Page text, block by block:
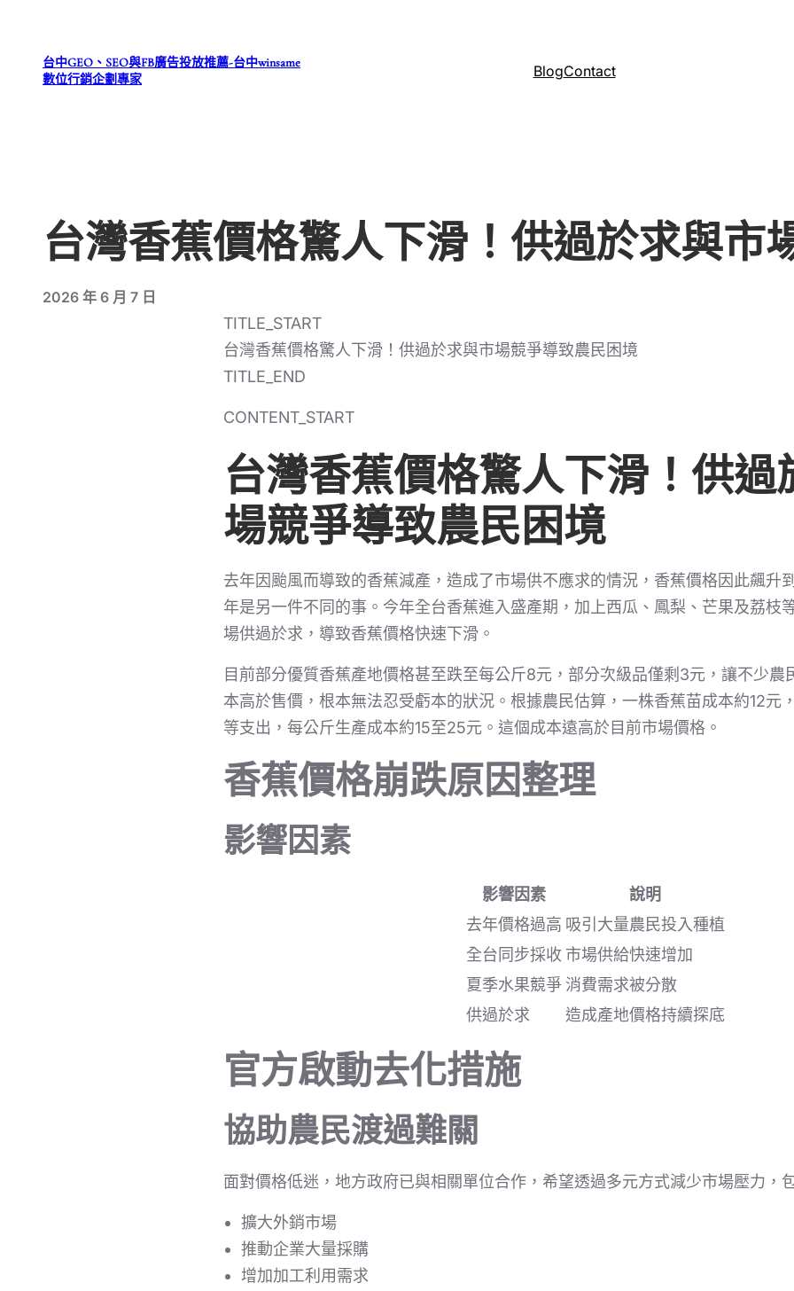
台中GEO、SEO與FB廣告投放推薦-台中winsame
數位行銷企劃專家
BlogContact
台灣香蕉價格驚人下滑！供過於求與市
2026 年 6 月 7 日
TITLE_START
台灣香蕉價格驚人下滑！供過於求與市場競爭導致農民困境
TITLE_END
CONTENT_START
台灣香蕉價格驚人下滑！供過
場競爭導致農民困境
去年因颱風而導致的香蕉減產，造成了市場供不應求的情況，香蕉價格因此飆升
年是另一件不同的事。今年全台香蕉進入盛產期，加上西瓜、鳳梨、芒果及荔枝
場供過於求，導致香蕉價格快速下滑。
目前部分優質香蕉產地價格甚至跌至每公斤8元，部分次級品僅剩3元，讓不少農
本高於售價，根本無法忍受虧本的狀況。根據農民估算，一株香蕉苗成本約12元
等支出，每公斤生產成本約15至25元。這個成本遠高於目前市場價格。
香蕉價格崩跌原因整理
影響因素
影響因素
說明
去年價格過高 吸引大量農民投入種植
全台同步採收 市場供給快速增加
夏季水果競爭 消費需求被分散
供過於求
造成產地價格持續探底
官方啟動去化措施
協助農民渡過難關
面對價格低迷，地方政府已與相關單位合作，希望透過多元方式減少市場壓力，
擴大外銷市場
推動企業大量採購
增加加工利用需求